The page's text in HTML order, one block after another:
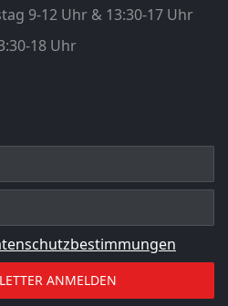
9-12 Uhr & 13:30-17 Uhr
18 Uhr